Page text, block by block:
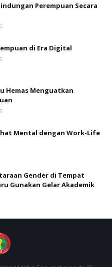
Perempuan Secara
di Era Digital
Hemas Menguatkan
Mental dengan Work-Life
Gender di Tempat
Gunakan Gelar Akademik